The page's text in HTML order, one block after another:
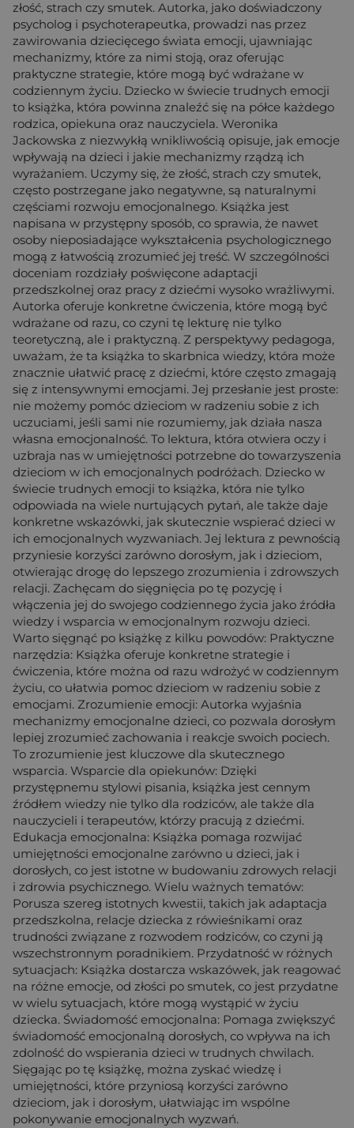
złość, strach czy smutek. Autorka, jako doświadczony
psycholog i psychoterapeutka, prowadzi nas przez
zawirowania dziecięcego świata emocji, ujawniając
mechanizmy, które za nimi stoją, oraz oferując
praktyczne strategie, które mogą być wdrażane w
codziennym życiu. Dziecko w świecie trudnych emocji
to książka, która powinna znaleźć się na półce każdego
rodzica, opiekuna oraz nauczyciela. Weronika
Jackowska z niezwykłą wnikliwością opisuje, jak emocje
wpływają na dzieci i jakie mechanizmy rządzą ich
wyrażaniem. Uczymy się, że złość, strach czy smutek,
często postrzegane jako negatywne, są naturalnymi
częściami rozwoju emocjonalnego. Książka jest
napisana w przystępny sposób, co sprawia, że nawet
osoby nieposiadające wykształcenia psychologicznego
mogą z łatwością zrozumieć jej treść. W szczególności
doceniam rozdziały poświęcone adaptacji
przedszkolnej oraz pracy z dziećmi wysoko wrażliwymi.
Autorka oferuje konkretne ćwiczenia, które mogą być
wdrażane od razu, co czyni tę lekturę nie tylko
teoretyczną, ale i praktyczną. Z perspektywy pedagoga,
uważam, że ta książka to skarbnica wiedzy, która może
znacznie ułatwić pracę z dziećmi, które często zmagają
się z intensywnymi emocjami. Jej przesłanie jest proste:
nie możemy pomóc dzieciom w radzeniu sobie z ich
uczuciami, jeśli sami nie rozumiemy, jak działa nasza
własna emocjonalność. To lektura, która otwiera oczy i
uzbraja nas w umiejętności potrzebne do towarzyszenia
dzieciom w ich emocjonalnych podróżach. Dziecko w
świecie trudnych emocji to książka, która nie tylko
odpowiada na wiele nurtujących pytań, ale także daje
konkretne wskazówki, jak skutecznie wspierać dzieci w
ich emocjonalnych wyzwaniach. Jej lektura z pewnością
przyniesie korzyści zarówno dorosłym, jak i dzieciom,
otwierając drogę do lepszego zrozumienia i zdrowszych
relacji. Zachęcam do sięgnięcia po tę pozycję i
włączenia jej do swojego codziennego życia jako źródła
wiedzy i wsparcia w emocjonalnym rozwoju dzieci.
Warto sięgnąć po książkę z kilku powodów: Praktyczne
narzędzia: Książka oferuje konkretne strategie i
ćwiczenia, które można od razu wdrożyć w codziennym
życiu, co ułatwia pomoc dzieciom w radzeniu sobie z
emocjami. Zrozumienie emocji: Autorka wyjaśnia
mechanizmy emocjonalne dzieci, co pozwala dorosłym
lepiej zrozumieć zachowania i reakcje swoich pociech.
To zrozumienie jest kluczowe dla skutecznego
wsparcia. Wsparcie dla opiekunów: Dzięki
przystępnemu stylowi pisania, książka jest cennym
źródłem wiedzy nie tylko dla rodziców, ale także dla
nauczycieli i terapeutów, którzy pracują z dziećmi.
Edukacja emocjonalna: Książka pomaga rozwijać
umiejętności emocjonalne zarówno u dzieci, jak i
dorosłych, co jest istotne w budowaniu zdrowych relacji
i zdrowia psychicznego. Wielu ważnych tematów:
Porusza szereg istotnych kwestii, takich jak adaptacja
przedszkolna, relacje dziecka z rówieśnikami oraz
trudności związane z rozwodem rodziców, co czyni ją
wszechstronnym poradnikiem. Przydatność w różnych
sytuacjach: Książka dostarcza wskazówek, jak reagować
na różne emocje, od złości po smutek, co jest przydatne
w wielu sytuacjach, które mogą wystąpić w życiu
dziecka. Świadomość emocjonalna: Pomaga zwiększyć
świadomość emocjonalną dorosłych, co wpływa na ich
zdolność do wspierania dzieci w trudnych chwilach.
Sięgając po tę książkę, można zyskać wiedzę i
umiejętności, które przyniosą korzyści zarówno
dzieciom, jak i dorosłym, ułatwiając im wspólne
pokonywanie emocjonalnych wyzwań.